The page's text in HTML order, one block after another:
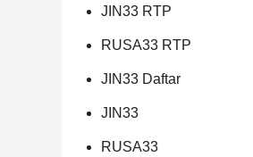
JIN33 RTP
RUSA33 RTP
JIN33 Daftar
JIN33
RUSA33